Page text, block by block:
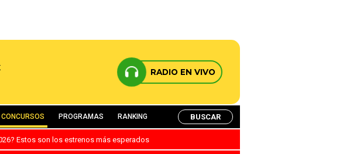
RADIO EN VIVO
CONCURSOS PROGRAMAS RANKING BUSCAR
Estos son los estrenos más esperados